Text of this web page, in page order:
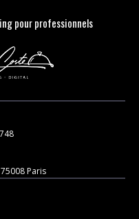
pour professionnels
Paris